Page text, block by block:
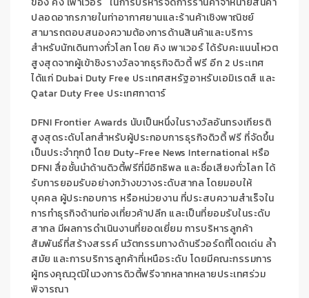
ปลอดอากรภายในท่าอากาศยานและร้านค้าเชิงพาณิชย์
สามารถตอบสนองความต้องการด้านสินค้าและบริการ
สำหรับนักเดินทางทั่วโลก โดย คิง เพาเวอร์ ได้รับคะแนนโหวต
สูงสุดจากผู้เข้าชิงรางวัลจากธุรกิจดิวตี้ ฟรี อีก2 ประเทศ
ได้แก่Dubai Duty Free ประเทศสหรัฐอาหรับเอมิเรตส์ และ
Qatar Duty Free ประเทศกาตาร์
DFNIFrontier Awards นับเป็นหนึ่งในรางวัลอันทรงเกียรติ
สูงสุดระดับโลกสำหรับผู้ประกอบการธุรกิจดิวตี้ฟรี ที่จัดขึ้น
เป็นประจำทุกปี โดย Duty-Free News International หรือ
DFNI สื่อชั้นนำด้านดิวตี้ฟรีที่มีอิทธิพล และชื่อเสียงทั่วโลก ได้
รับการยอมรับอย่างกว้างขวางระดับสากล โดยมอบให้
บุคคล ผู้ประกอบการ หรือหน่วยงาน ที่ประสบความสำเร็จใน
การทำธุรกิจด้านท่องเที่ยวค้าปลีก และเป็นที่ยอมรับในระดับ
สากล มีผลการดำเนินงานที่ยอดเยี่ยม การบริหารลูกค้า
สัมพันธ์ที่สร้างสรรค์ นวัตกรรมทางด้านรีวอร์ดที่โดดเด่น ล้ำ
สมัย และการบริการลูกค้าที่เหนือระดับ โดยมีคณะกรรมการ
ผู้ทรงคุณวุฒิในวงการดิวตี้ฟรีจากหลากหลายประเทศร่วม
พิจารณา